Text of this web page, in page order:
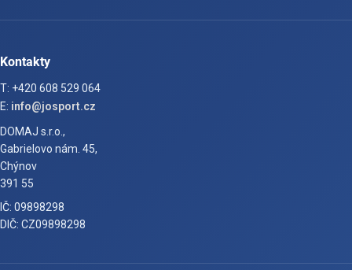
Kontakty
T: +420 608 529 064
E: info@josport.cz
DOMAJ s.r.o.,
Gabrielovo nám. 45,
Chýnov
391 55
IČ: 09898298
DIČ: CZ09898298